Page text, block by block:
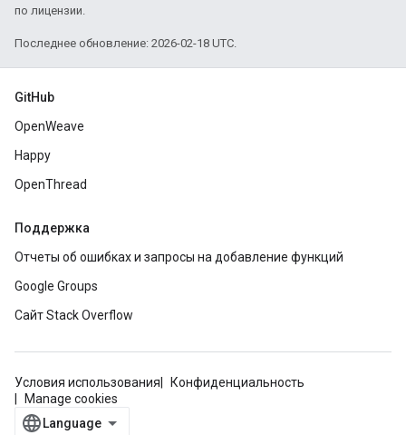
по лицензии.
Последнее обновление: 2026-02-18 UTC.
GitHub
OpenWeave
Happy
OpenThread
Поддержка
Отчеты об ошибках и запросы на добавление функций
Google Groups
Сайт Stack Overflow
Условия использования
Конфиденциальность
Manage cookies